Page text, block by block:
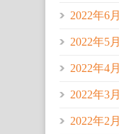
2022年6月
2022年5月
2022年4月
2022年3月
2022年2月